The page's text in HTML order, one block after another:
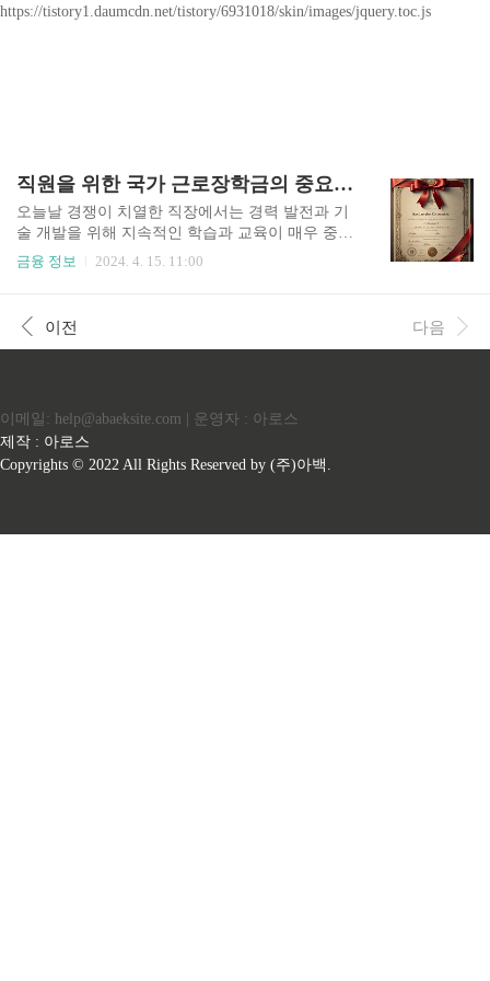
https://tistory1.daumcdn.net/tistory/6931018/skin/images/jquery.toc.js
직원을 위한 국가 근로장학금의 중요성 이해
오늘날 경쟁이 치열한 직장에서는 경력 발전과 기
술 개발을 위해 지속적인 학습과 교육이 매우 중요
합니다. 많은 직원들에게 업무 책임과 교육적 열망
작용하는 곳입니다. 이 장학금은 추가 교육을 원하
지만 재정적 지원이 필요한 근로자를 지원하기 위
국립 근로장학금이란 무엇인가요? 전국 근로장학
금은 일하는 동안 교육 과정에 등록한 직원에게 재
정 지원을 제공하는 자금 지원 프로그램입니다. 이
금융 정보 2024. 4. 15. 11:00
이전 다음
이메일: help@abaeksite.com | 운영자 : 아로스
제작 : 아로스
Copyrights © 2022 All Rights Reserved by (주)아백.